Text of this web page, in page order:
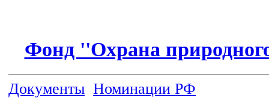
Фонд ''Охрана
Документы Номинации РФ